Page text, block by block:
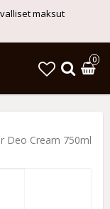
maksut
0
Deo Cream 750ml